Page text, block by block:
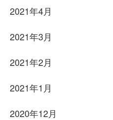
2021年4月
2021年3月
2021年2月
2021年1月
2020年12月